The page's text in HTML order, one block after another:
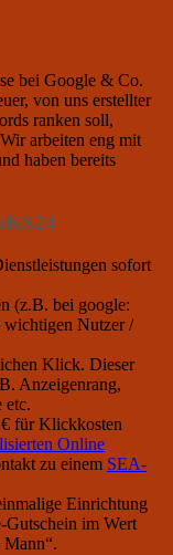
bei Google & Co.
von uns erstellter
ranken soll,
arbeiten eng mit
haben bereits
sofort
(z.B. bei google:
wichtigen Nutzer /
Klick. Dieser
Anzeigenrang,
etc.
für Klickkosten
Online
zu einem SEA-
Einrichtung
im Wert